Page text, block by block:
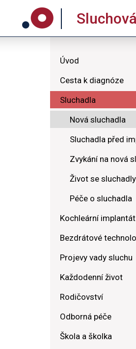
Úvod
Cesta k diagnóze
Sluchadla
Nová sluchadla
Sluchadla před
Zvykání na nová
Život se sluchadly
Péče o sluchadla
Kochleární implantát
Bezdrátové
Projevy vady sluchu
Každodenní život
Rodičovství
Odborná péče
Škola a školka